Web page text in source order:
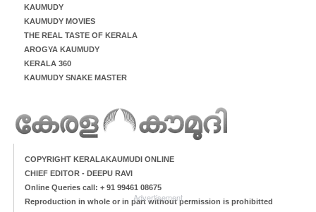
KAUMUDY
KAUMUDY MOVIES
THE REAL TASTE OF KERALA
AROGYA KAUMUDY
KERALA 360
KAUMUDY SNAKE MASTER
COPYRIGHT KERALAKAUMUDI ONLINE
CHIEF EDITOR - DEEPU RAVI
Online Queries call: + 91 99461 08675
Reproduction in whole or in part without permission is prohibitted
Advertisement